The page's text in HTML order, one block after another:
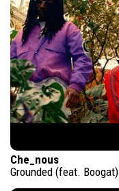
Che_nous
Grounded (feat. Boogat)